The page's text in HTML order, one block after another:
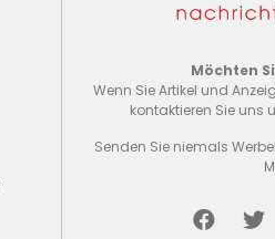
Möchten
Wenn Sie Artikel und
kontaktieren Sie uns
Senden Sie niemals